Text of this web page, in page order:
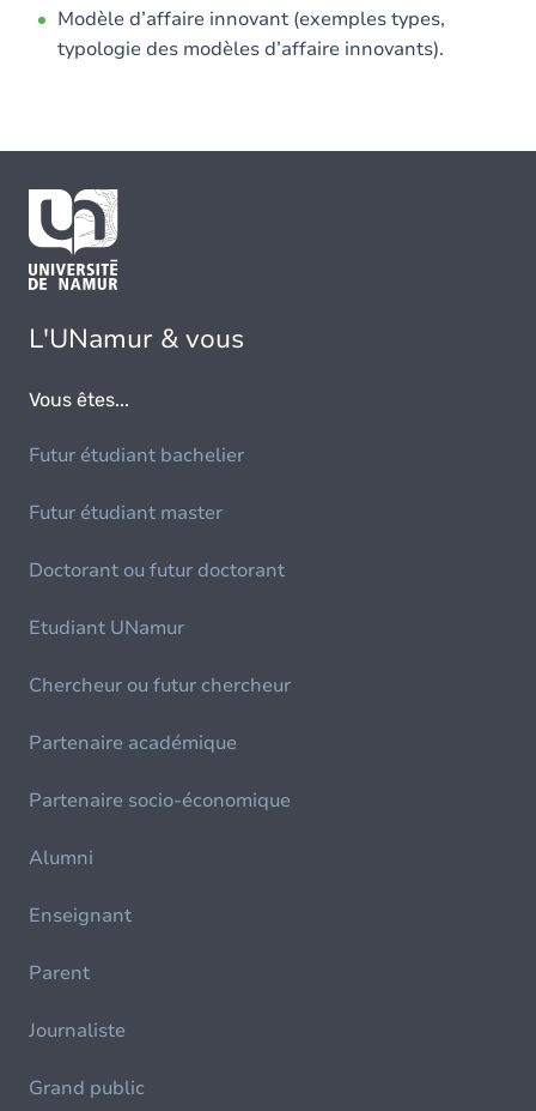
Modèle d’affaire innovant (exemples types,
typologie des modèles d’affaire innovants).
L'UNamur & vous
Vous êtes...
Futur étudiant bachelier
Futur étudiant master
Doctorant ou futur doctorant
Etudiant UNamur
Chercheur ou futur chercheur
Partenaire académique
Partenaire socio-économique
Alumni
Enseignant
Parent
Journaliste
Grand public